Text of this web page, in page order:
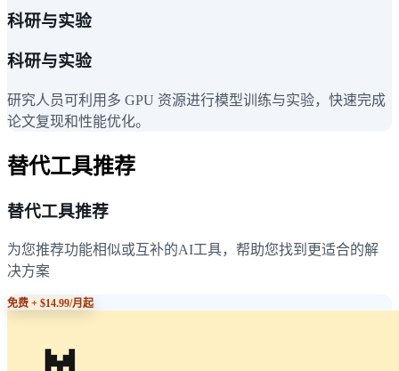
科研与实验
科研与实验
研究人员可利用多 GPU 资源进行模型训练与实验，快速完成
论文复现和性能优化。
替代工具推荐
替代工具推荐
为您推荐功能相似或互补的AI工具，帮助您找到更适合的解
决方案
免费 + $14.99/月起